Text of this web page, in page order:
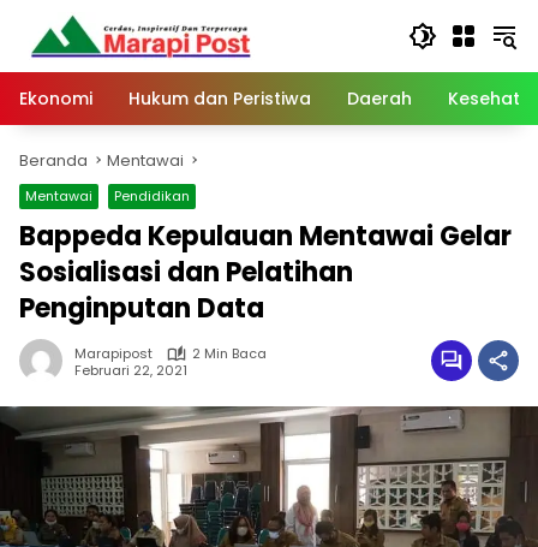
Langsung
konten
Ekonomi
Hukum dan Peristiwa Daerah
Beranda Mentawai
Mentawai Pendidikan
Bappeda Kepulauan Mentawai Gelar
Sosialisasi dan Pelatihan
Penginputan Data
Marapipost
2 Min Baca
Februari 22, 2021